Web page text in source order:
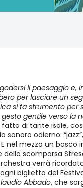
il paesaggio e,
per lasciare un
si fa strumento per
gentile verso la
fatto di tante isole,
odierno: “jazz”,
E nel mezzo un
scomparsa
verrà
biglietto del
Abbado, che